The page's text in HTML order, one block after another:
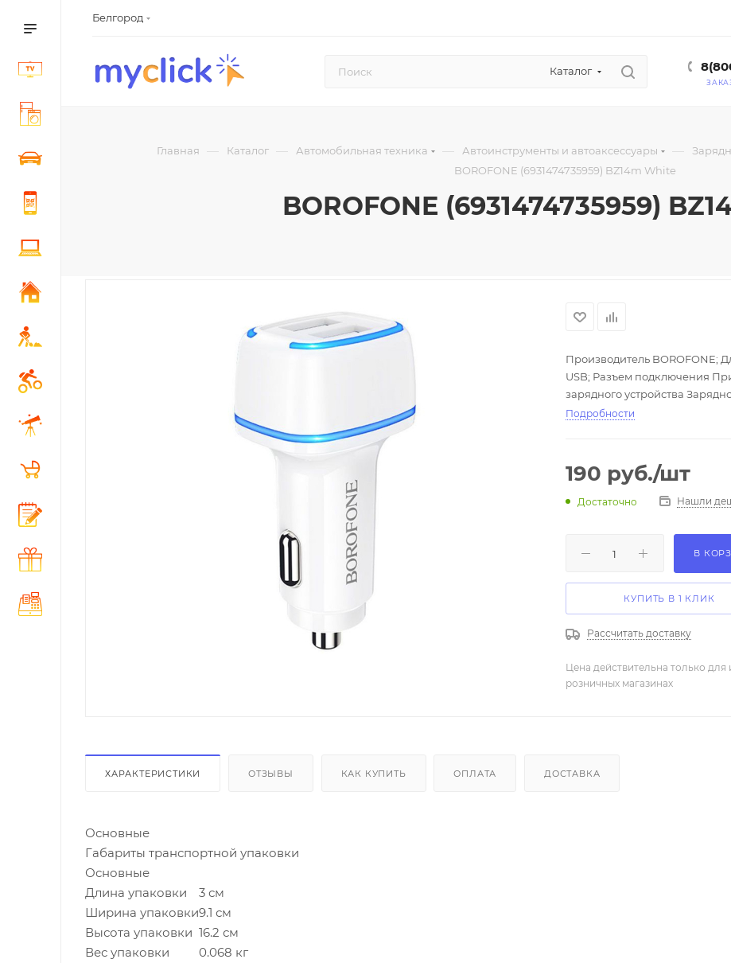
Белгород
Каталог
Главная — Каталог — Автомобильная техника — Автоинструменты и автоаксессуары —
BOROFONE (6931474735959) BZ14m White
BOROFONE (6931474735959)
Производитель BOROFONE;
USB; Разъем подключения
зарядного устройства
зарядного устройства LED
Подробности
190 руб./шт
Достаточно Нашли
В
КУПИТЬ В 1 КЛИК
Рассчитать доставку
Цена действительна только для
розничных магазинах
ХАРАКТЕРИСТИКИ ОТЗЫВЫ КАК КУПИТЬ ОПЛАТА ДОСТАВКА
Основные
Габариты транспортной упаковки
Основные
Длина упаковки
3 см
Ширина упаковки9.1 см
Высота упаковки 16.2 см
Вес упаковки
0.068 кг